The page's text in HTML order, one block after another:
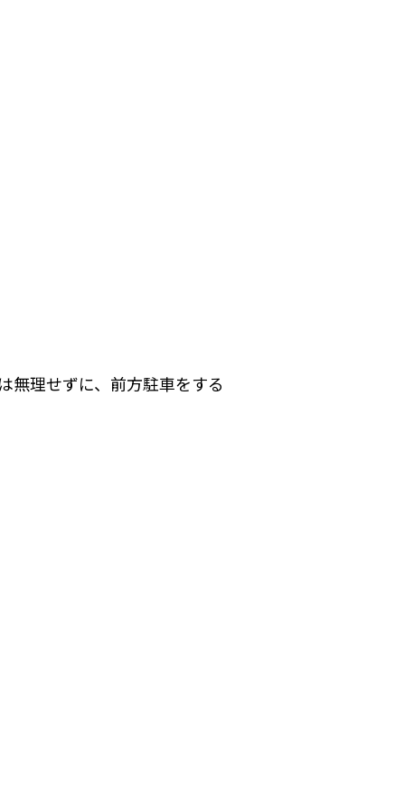
無理せずに、前方駐車をする